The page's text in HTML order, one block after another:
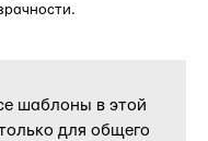
шаблоны в этой
для общего